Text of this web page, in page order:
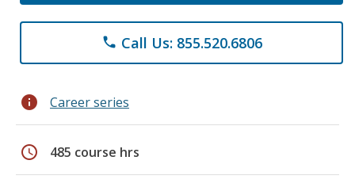
phone Call Us: 855.520.6806
info Career series
schedule 485 course hrs